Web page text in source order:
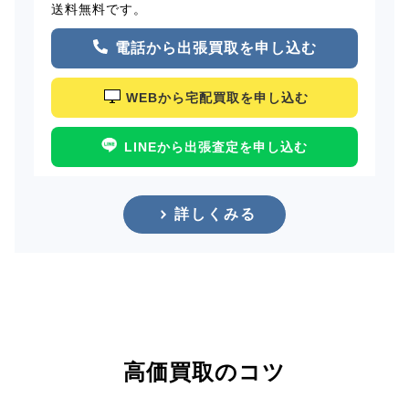
送料無料です。
電話から出張買取を申し込む
WEBから宅配買取を申し込む
LINEから出張査定を申し込む
詳しくみる
高価買取のコツ